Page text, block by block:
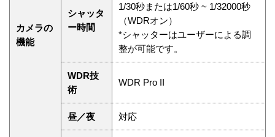
カメラの
機能
シャッタ
ー時間
1/30秒または1/60秒 ~ 1/32000秒
（WDRオン）
*シャッターはユーザーによる調
整が可能です。
WDR技
術
WDR Pro II
昼／夜 対応